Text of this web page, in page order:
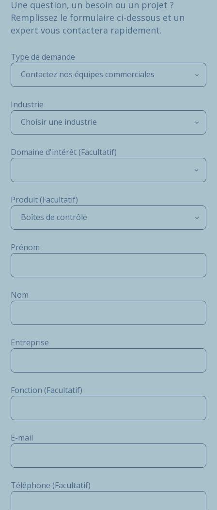
Une question, un besoin ou un projet ?
Remplissez le formulaire ci-dessous et un
expert vous contactera rapidement.
Type de demande
Contactez nos équipes commerciales
Industrie
Choisir une industrie
Domaine d'intérêt (Facultatif)
Produit (Facultatif)
Boîtes de contrôle
Prénom
Nom
Entreprise
Fonction (Facultatif)
E-mail
Téléphone (Facultatif)